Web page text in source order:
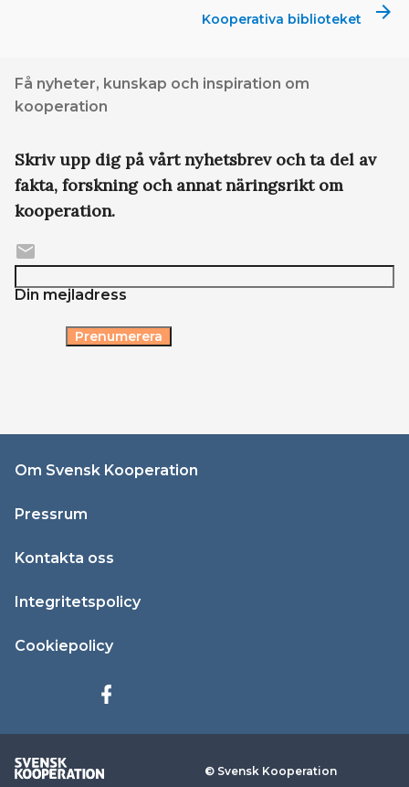
Kooperativa biblioteket arrow_forward
Få nyheter, kunskap och inspiration om
kooperation
Skriv upp dig på vårt nyhetsbrev och ta del av
fakta, forskning och annat näringsrikt om
kooperation.
email
Din mejladress
Prenumerera
Om Svensk Kooperation
Pressrum
Kontakta oss
Integritetspolicy
Cookiepolicy
© Svensk Kooperation